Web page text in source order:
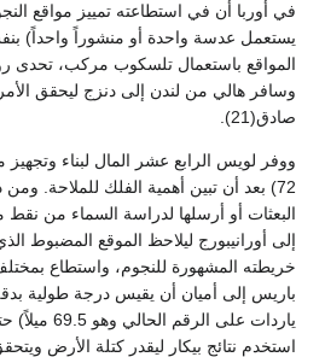
في أوربا أن في استطاعته تمييز مواقع
يستعمل عدسة واحدة أو منشوراً واحداً)
المواقع باستعمال تلسكوب مركب، تحدى
وسافر هالي من لندن إلى دنزج ليحقق
صادق(21).
72) بعد أن تبين أهمية الفلك للملاحة.
البعثات أو أرسلها لدراسة السماء من
إلى أورانيبورج ليلاحظ الموقع المضبوط
خريطته المشهورة للنجوم، واستطاع
باريس إلى أميان أن يقيس درجة طولية
ياردات على
استخدم نتائج بيكار ليقدر كتلة الأرض